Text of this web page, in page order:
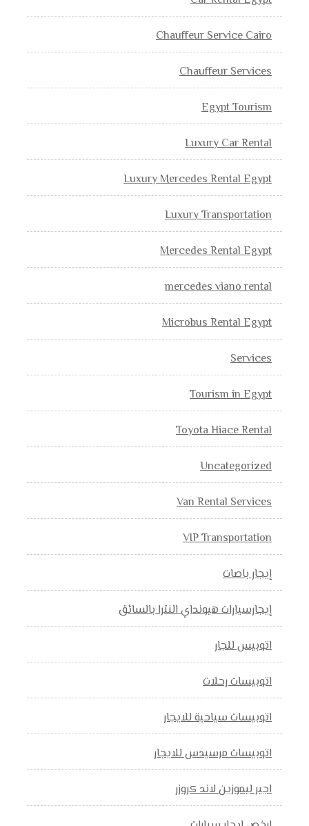
Chauffeur Service Cairo
Chauffeur Services
Egypt Tourism
Luxury Car Rental
Luxury Mercedes Rental Egypt
Luxury Transportation
Mercedes Rental Egypt
mercedes viano rental
Microbus Rental Egypt
Services
Tourism in Egypt
Toyota Hiace Rental
Uncategorized
Van Rental Services
VIP Transportation
إيجار باصات
إيجارسيارات هيونداي النترا بالسائق
اتوبيس للجار
اتوبيسات رحلات
اتوبيسات سياحية للايجار
اتوبيسات مرسيدس للايجار
اجير ليموزين لاند كروزر